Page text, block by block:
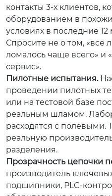
контакты 3-х клиентов,
оборудованием в
условиях в последние
Спросите не о том, «все
ломалось чаще всего» и
сервис».
Пилотные испытания.
проведении пилотных
или на тестовой базе
реальным шламом.
расходятся с полевыми.
реальную
разделения.
Прозрачность цепочки
производитель
подшипники, PLC-